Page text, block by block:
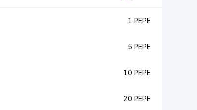
1 PEPE
5 PEPE
10 PEPE
20 PEPE